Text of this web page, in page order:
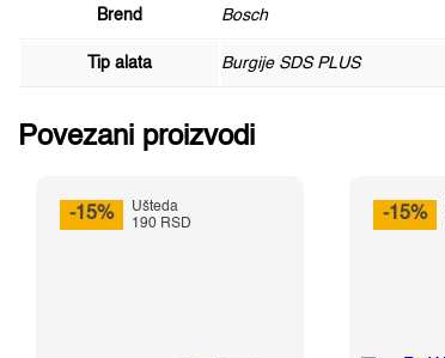
Brend Bosch
Tip alata Burgije SDS PLUS
Povezani proizvodi
-15%
Ušteda
190 RSD
-15%